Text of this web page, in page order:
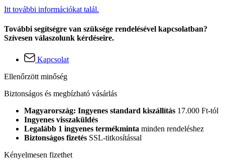
Itt további információkat talál.
További segítségre van szüksége rendelésével kapcsolatban?
Szívesen válaszolunk kérdéseire.
Kapcsolat
Ellenőrzött minőség
Biztonságos és megbízható vásárlás
Magyarország: Ingyenes standard kiszállítás 17.000 Ft-tól
Ingyenes visszaküldés
Legalább 1 ingyenes termékminta minden rendeléshez
Biztonságos fizetés SSL-titkosítással
Kényelmesen fizethet